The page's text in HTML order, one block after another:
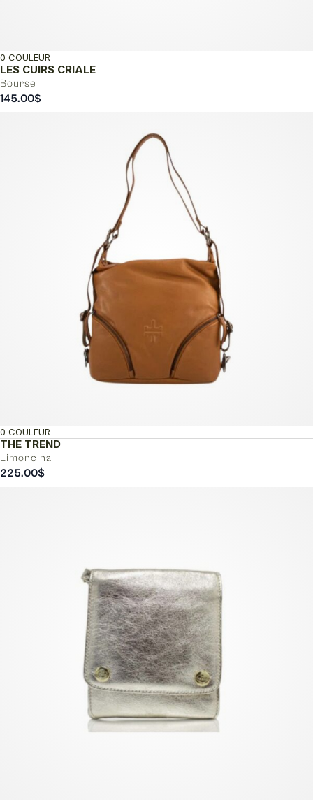
LES CUIRS CRIALE
Bourse
0 COULEUR
145.00$
THE TREND
Limoncina
0 COULEUR
225.00$